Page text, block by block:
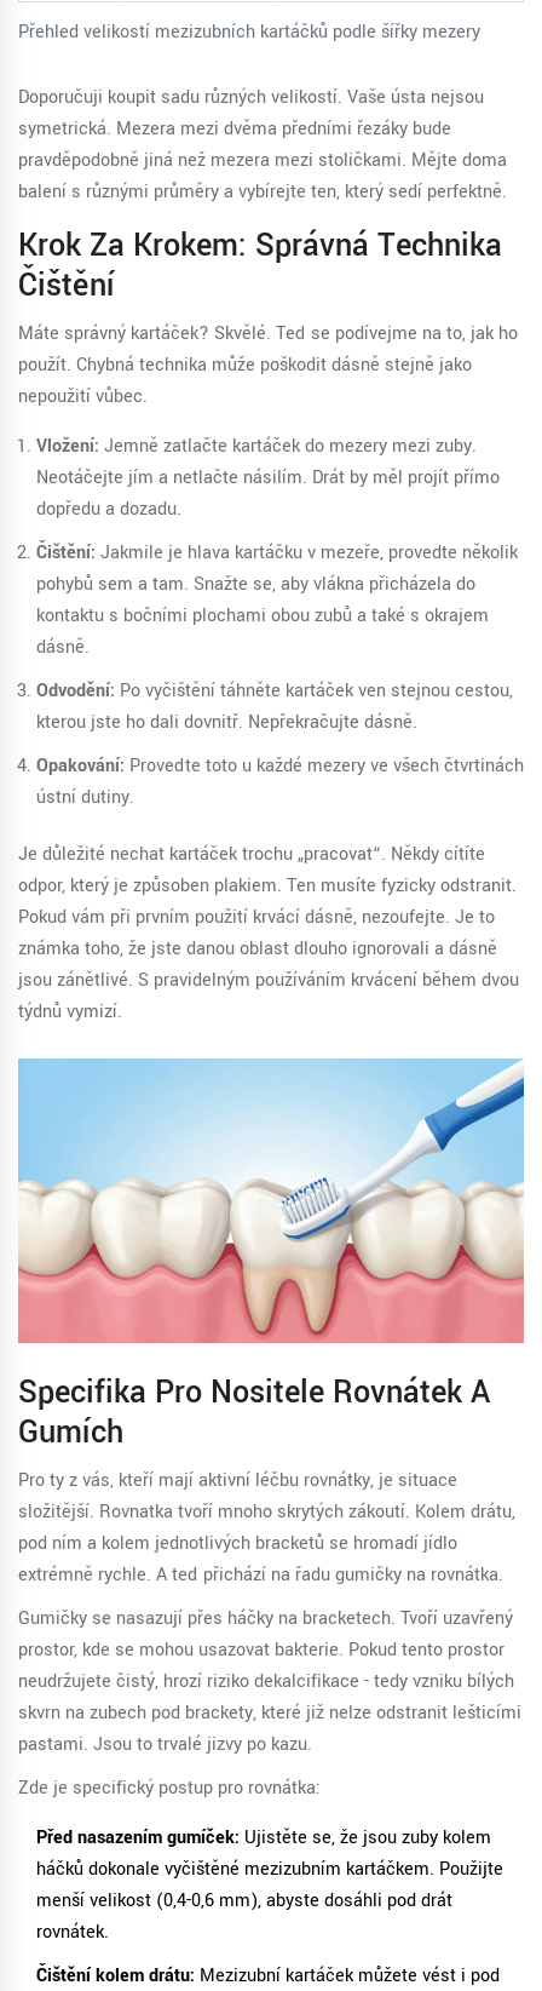
Přehled velikostí mezizubních kartáčků podle šířky mezery
Doporučuji koupit sadu různých velikostí. Vaše ústa nejsou
symetrická. Mezera mezi dvěma předními řezáky bude
pravděpodobně jiná než mezera mezi stoličkami. Mějte doma
balení s různými průměry a vybírejte ten, který sedí perfektně.
Krok Za Krokem: Správná Technika
Čištění
Máte správný kartáček? Skvělé. Teď se podívejme na to, jak ho
použít. Chybná technika může poškodit dásně stejně jako
nepoužití vůbec.
Vložení: Jemně zatlačte kartáček do mezery mezi zuby.
Neotáčejte jím a netlačte násilím. Drát by měl projít přímo
dopředu a dozadu.
Čištění: Jakmile je hlava kartáčku v mezeře, provedte několik
pohybů sem a tam. Snažte se, aby vlákna přicházela do
kontaktu s bočními plochami obou zubů a také s okrajem
dásně.
Odvodění: Po vyčištění táhněte kartáček ven stejnou cestou,
kterou jste ho dali dovnitř. Nepřekračujte dásně.
Opakování: Proveďte toto u každé mezery ve všech čtvrtinách
ústní dutiny.
Je důležité nechat kartáček trochu „pracovat“. Někdy cítíte
odpor, který je způsoben plakiem. Ten musíte fyzicky odstranit.
Pokud vám při prvním použití krvácí dásně, nezoufejte. Je to
známka toho, že jste danou oblast dlouho ignorovali a dásně
jsou zánětlivé. S pravidelným používáním krvácení během dvou
týdnů vymizí.
Specifika Pro Nositele Rovnátek A
Gumích
Pro ty z vás, kteří mají aktivní léčbu rovnátky, je situace
složitější. Rovnatka tvoří mnoho skrytých zákoutí. Kolem drátu,
pod ním a kolem jednotlivých bracketů se hromadí jídlo
extrémně rychle. A teď přichází na řadugumičky na rovnátka.
Gumičky se nasazují přes háčky na bracketech. Tvoří uzavřený
prostor, kde se mohou usazovat bakterie. Pokud tento prostor
neudržujete čistý, hrozí riziko dekalcifikace - tedy vzniku bílých
skvrn na zubech pod brackety, které již nelze odstranit lešticími
pastami. Jsou to trvalé jizvy po kazu.
Zde je specifický postup pro rovnátka:
Před nasazením gumíček: Ujistěte se, že jsou zuby kolem
háčků dokonale vyčištěné mezizubním kartáčkem. Použijte
menší velikost (0,4-0,6 mm), abyste dosáhli pod drát
rovnátek.
Čištění kolem drátu: Mezizubní kartáček můžete vést i pod